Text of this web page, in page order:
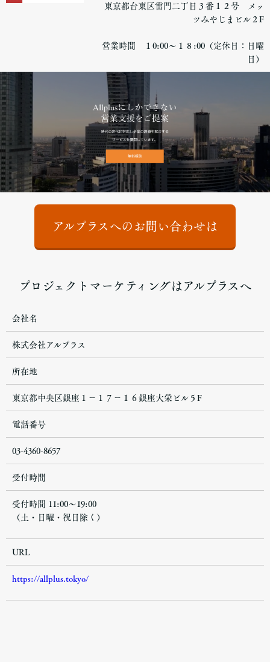
東京都台東区雷門二丁目３番１２号 メッ
ツみやじまビル２F
営業時間 １0:00～１８:00（定休日：日曜
日）
アルプラスへのお問い合わせは
プロジェクトマーケティングはアルプラスへ
会社名
株式会社アルプラス
所在地
東京都中央区銀座１−１７−１６銀座大栄ビル５F
電話番号
03-4360-8657
受付時間
受付時間 11:00～19:00
（土・日曜・祝日除く）
URL
https://allplus.tokyo/